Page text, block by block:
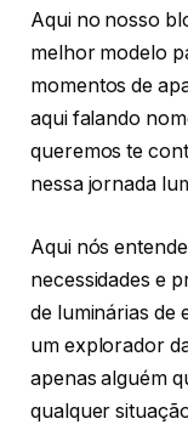
Aqui no nosso
melhor modelo
momentos de
aqui falando
queremos te
nessa jornada
Aqui nós
necessidades e
de luminárias de
um explorador
apenas alguém
qualquer